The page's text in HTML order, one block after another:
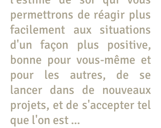
permettrons de réagir plus
facilement aux situations
d'un façon plus positive,
bonne pour vous-même et
pour les autres, de se
lancer dans de nouveaux
projets, et de s'accepter tel
que l'on est ...